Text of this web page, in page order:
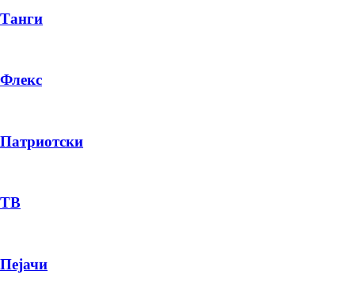
PRODUCT
ПЛАТИ ПРИ ДОСТАВА ВО КЕШ
Танги
Флекс
Патриотски
ТВ
Пејачи